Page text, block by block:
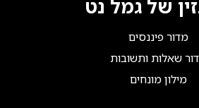
של גמל נט
מדור פיננסים
שאלות ותשובות
מילון מונחים